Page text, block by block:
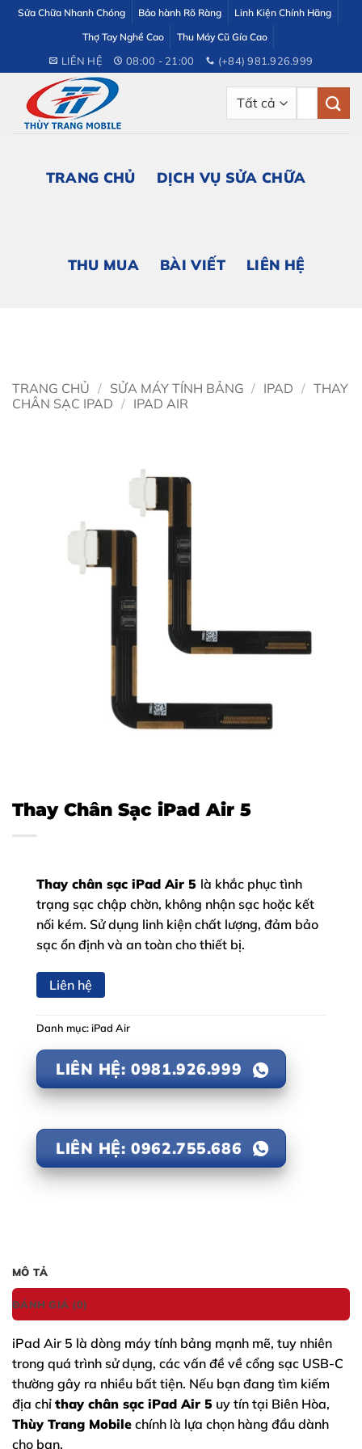
dung
Sửa Chữa Nhanh Chóng Bảo hành Rõ Ràng
Linh Kiện Chính Hãng
Thợ Tay Nghề Cao
Thu Máy Cũ Gía Cao
LIÊN HỆ 08:00 - 21:00 (+84) 981.926.999
TRANG CHỦ DỊCH VỤ SỬA CHỮA
THU MUA BÀI VIẾT LIÊN HỆ
TRANG CHỦ / SỬA MÁY TÍNH BẢNG / IPAD / THAY
CHÂN SẠC IPAD / IPAD AIR
Thay Chân Sạc iPad Air 5
Thay chân sạc iPad Air 5 là khắc phục tình
trạng sạc chập chờn, không nhận sạc hoặc kết
nối kém. Sử dụng linh kiện chất lượng, đảm bảo
sạc ổn định và an toàn cho thiết bị.
Liên hệ
Danh mục:iPad Air
LIÊN HỆ: 0981.926.999
LIÊN HỆ: 0962.755.686
MÔ TẢ
ĐÁNH GIÁ (0)
iPad Air 5 là dòng máy tính bảng mạnh mẽ, tuy nhiên
trong quá trình sử dụng, các vấn đề về cổng sạc USB-C
thường gây ra nhiều bất tiện. Nếu bạn đang tìm kiếm
địa chỉ thay chân sạc iPad Air 5 uy tín tại Biên Hòa,
Thùy Trang Mobile chính là lựa chọn hàng đầu dành
cho bạn.